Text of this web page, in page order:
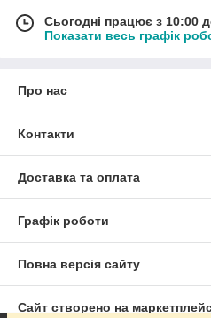
Сьогодні працює з 10:00
Показати весь графік
Про нас
Контакти
Доставка та оплата
Графік роботи
Повна версія сайту
Сайт створено на